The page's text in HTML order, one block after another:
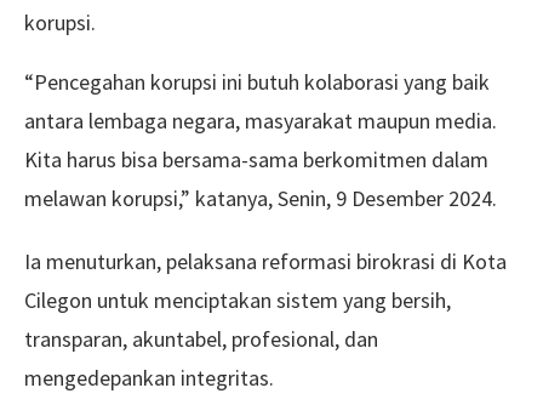
korupsi.
“Pencegahan korupsi ini butuh kolaborasi yang baik
antara lembaga negara, masyarakat maupun media.
Kita harus bisa bersama-sama berkomitmen dalam
melawan korupsi,” katanya, Senin, 9 Desember 2024.
Ia menuturkan, pelaksana reformasi birokrasi di Kota
Cilegon untuk menciptakan sistem yang bersih,
transparan, akuntabel, profesional, dan
mengedepankan integritas.